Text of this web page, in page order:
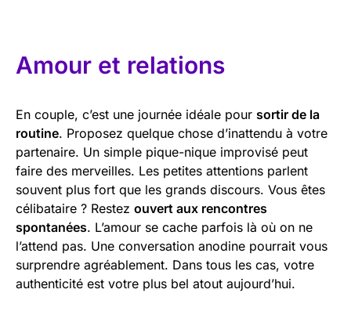
Amour et relations
En couple, c’est une journée idéale pour sortir de la
routine. Proposez quelque chose d’inattendu à votre
partenaire. Un simple pique-nique improvisé peut
faire des merveilles. Les petites attentions parlent
souvent plus fort que les grands discours. Vous êtes
célibataire ? Restez ouvert aux rencontres
spontanées. L’amour se cache parfois là où on ne
l’attend pas. Une conversation anodine pourrait vous
surprendre agréablement. Dans tous les cas, votre
authenticité est votre plus bel atout aujourd’hui.